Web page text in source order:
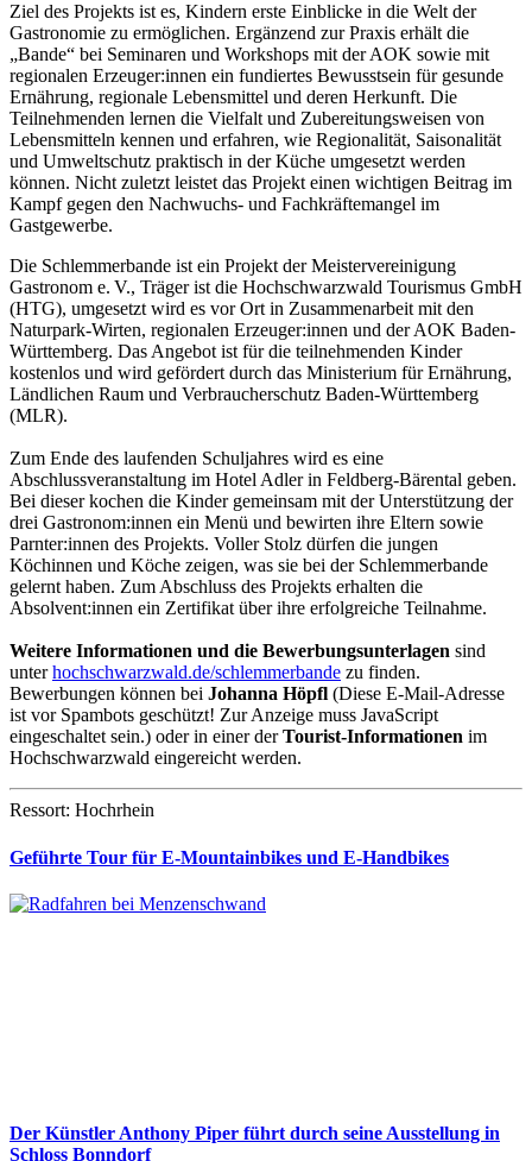
Ziel des Projekts ist es, Kindern erste Einblicke in die Welt der
Gastronomie zu ermöglichen. Ergänzend zur Praxis erhält die
„Bande“ bei Seminaren und Workshops mit der AOK sowie mit
regionalen Erzeuger:innen ein fundiertes Bewusstsein für gesunde
Ernährung, regionale Lebensmittel und deren Herkunft. Die
Teilnehmenden lernen die Vielfalt und Zubereitungsweisen von
Lebensmitteln kennen und erfahren, wie Regionalität, Saisonalität
und Umweltschutz praktisch in der Küche umgesetzt werden
können. Nicht zuletzt leistet das Projekt einen wichtigen Beitrag im
Kampf gegen den Nachwuchs- und Fachkräftemangel im
Gastgewerbe.
Die Schlemmerbande ist ein Projekt der Meistervereinigung
Gastronom e. V., Träger ist die Hochschwarzwald Tourismus GmbH
(HTG), umgesetzt wird es vor Ort in Zusammenarbeit mit den
Naturpark-Wirten, regionalen Erzeuger:innen und der AOK Baden-
Württemberg. Das Angebot ist für die teilnehmenden Kinder
kostenlos und wird gefördert durch das Ministerium für Ernährung,
Ländlichen Raum und Verbraucherschutz Baden-Württemberg
(MLR).
Zum Ende des laufenden Schuljahres wird es eine
Abschlussveranstaltung im Hotel Adler in Feldberg-Bärental geben.
Bei dieser kochen die Kinder gemeinsam mit der Unterstützung der
drei Gastronom:innen ein Menü und bewirten ihre Eltern sowie
Parnter:innen des Projekts. Voller Stolz dürfen die jungen
Köchinnen und Köche zeigen, was sie bei der Schlemmerbande
gelernt haben. Zum Abschluss des Projekts erhalten die
Absolvent:innen ein Zertifikat über ihre erfolgreiche Teilnahme.
Weitere Informationen und die Bewerbungsunterlagen sind
unterhochschwarzwald.de/schlemmerbande zu finden.
Bewerbungen können bei Johanna Höpfl (Diese E-Mail-Adresse
ist vor Spambots geschützt! Zur Anzeige muss JavaScript
eingeschaltet sein.) oder in einer derTourist-Informationen im
Hochschwarzwald eingereicht werden.
Ressort: Hochrhein
Geführte Tour für E-Mountainbikes und E-Handbikes
Der Künstler Anthony Piper führt durch seine Ausstellung in
Schloss Bonndorf